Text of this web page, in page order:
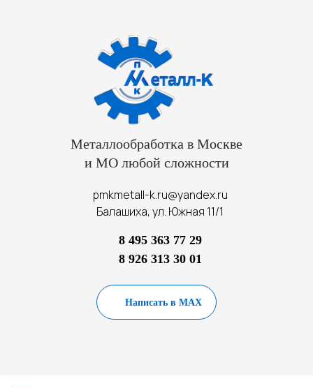
Металлообработка в Москве
и МО любой сложности
pmkmetall-k.ru@yandex.ru
Балашиха, ул. Южная 11/1
8 495 363 77 29
8 926 313 30 01
Написать в MAX